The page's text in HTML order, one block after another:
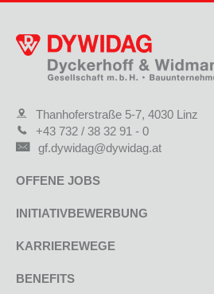
Thanhoferstraße 5-7, 4030 Linz
+43 732 / 38 32 91 - 0
gf.dywidag@dywidag.at
OFFENE JOBS
INITIATIVBEWERBUNG
KARRIEREWEGE
BENEFITS